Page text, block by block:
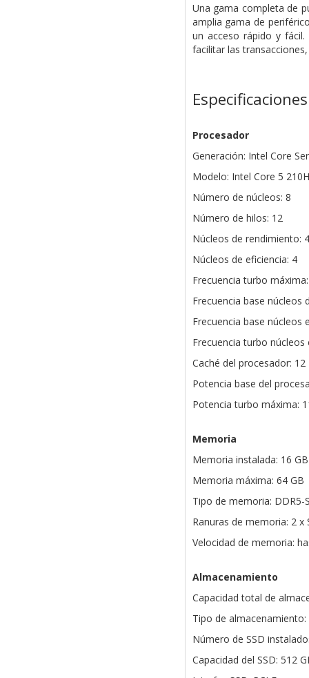
Una gama completa de
amplia gama de
un acceso rápido y
facilitar las
Especificaciones
Procesador
Generación: Intel Core
Modelo: Intel Core 5 210H
Número de núcleos: 8
Número de hilos: 12
Núcleos de rendimiento: 4
Núcleos de eficiencia: 4
Frecuencia turbo
Frecuencia base núcleos
Frecuencia base núcleos
Frecuencia turbo núcleos
Caché del procesador:
Potencia base del
Potencia turbo máxima:
Memoria
Memoria instalada: 16 GB
Memoria máxima: 64 GB
Tipo de memoria: DDR5-
Ranuras de memoria: 2 x
Velocidad de memoria:
Almacenamiento
Capacidad total de
Tipo de almacenamiento:
Número de SSD
Capacidad del SSD: 512